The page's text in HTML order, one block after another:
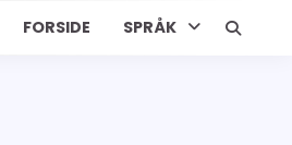
FORSIDE SPRÅK